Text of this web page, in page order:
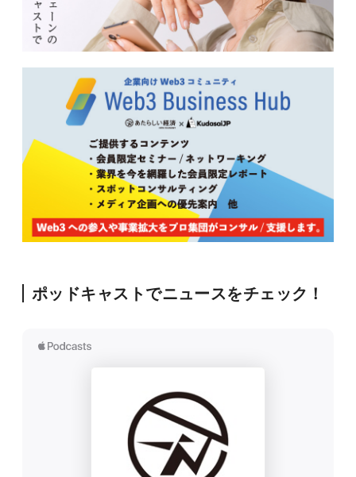
ポッドキャストでニュースをチェック！